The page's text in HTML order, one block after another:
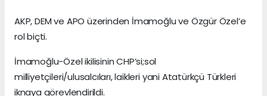
AKP, DEM ve APO üzerinden İmamoğlu ve Özgür Özel’e
rol biçti.
İmamoğlu-Özel ikilisinin CHP’si;sol
milliyetçileri/ulusalcıları, laikleri yani Atatürkçü Türkleri
iknaya görevlendirildi.